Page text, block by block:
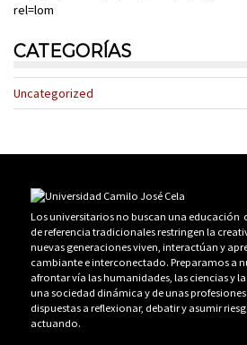
rel=lom
CATEGORÍAS
Uncategorized
Los universitarios no buscan una educación
de referencia tradicionales restringen la
nuevas generaciones viven, interactúan y
cambiante e interconectado. Preparamos a
afrontar vía las humanidades, las ciencias y
una sociedad dinámica y de unas
dispuestas a reflexionar, debatir y asumir
actuando.